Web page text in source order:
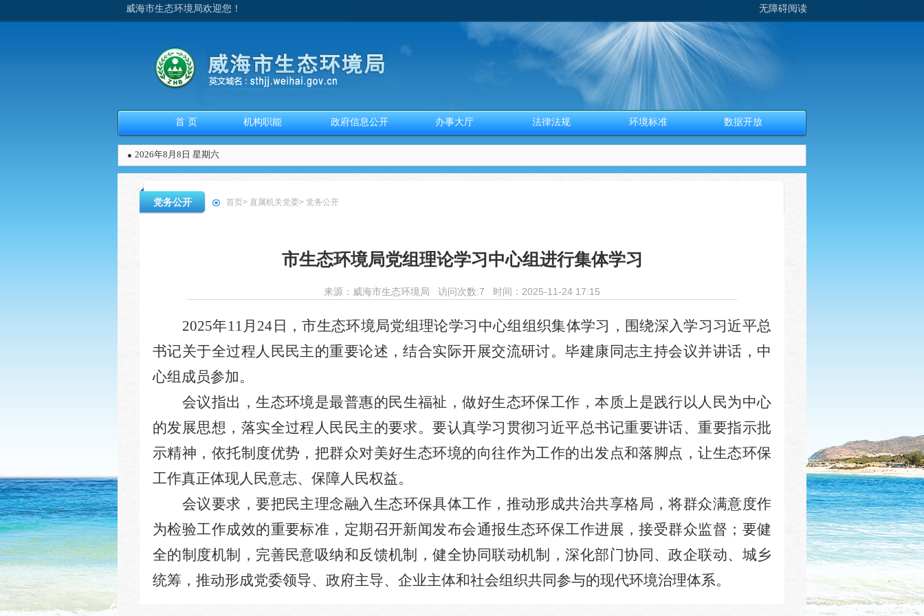
威海市生态环境局欢迎您！ 无障碍阅读
首 页 机构职能 政府信息公开 办事大厅 法律法规 环境标准 数据开放
2026年8月8日 星期六
党务公开 首页> 直属机关党委> 党务公开
市生态环境局党组理论学习中心组进行集体学习
来源： 威海市生态环境局 访问次数:7 时间：2025-11-24 17:15
2025年11 月 24 日，市生态环境局党组理论学习中心组组织集体学习，围绕深入学习习近平总
书记关于全过程人民民主的重要论述，结合实际开展交流研讨。毕建康同志主持会议并讲话，中
心组成员参加。
会议指出，生态环境是最普惠的民生福祉，做好生态环保工作，本质上是践行以人民为中心
的发 展思想，落实全过程人民民主的要求。要认真学习贯彻习近平总书记重要讲话、重要指示批
示精神， 依托制度优势，把群众对美好生态环境的向往作为工作的出发点和落脚点，让生态环保
工作真正体现人民意志、保障人民权益。
会议要求，要把民主理念融入生态环保具体工作，推动形成共治共享格局 ，将群众满意度作
为检验工作成效的重要标准，定期召开新闻发布会通报生态环保工作进展，接受群众监督 ； 要健
全的制度机制
， 完善民意吸纳和反馈机制 ，健全协同联动机制 ，深化部门协同、政企联动、城乡
统筹，推动形成党委领导、政府主导、企业主体和社会组织共同参与的现代环境治理体系。